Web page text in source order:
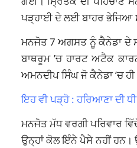
ਪੜ੍ਹਾਈ ਦੇ ਲਈ ਬਾਹਰ ਭੇਜਿਆ
ਮਨਜੋਤ 7 ਅਗਸਤ ਨੂੰ ਕੈਨੇਡਾ ਦੇ
ਬਾਥਰੂਮ ’ਚ ਹਾਰਟ ਅਟੈਕ
ਅਮਨਦੀਪ ਸਿੰਘ ਜੋ ਕੈਨੇਡਾ ’ਚ
ਇਹ ਵੀ ਪੜ੍ਹੋ :ਹਰਿਆਣਾ ਦੀ
ਮਨਜੋਤ ਮੱਧ ਵਰਗੀ ਪਰਿਵਾਰ
ਉਨ੍ਹਾਂ ਕੋਲ ਇੰਨੇ ਪੈਸੇ ਨਹੀਂ ਹਨ।